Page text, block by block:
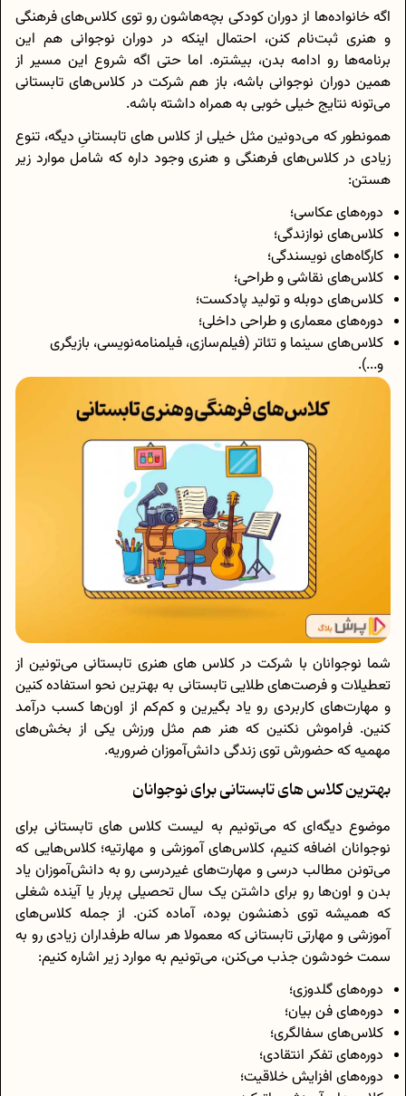
اگه خانواده‌ها از دوران کودکی بچه‌هاشون رو توی کلاس‌های فرهنگی
و هنری ثبت‌نام کنن، احتمال اینکه در دوران نوجوانی هم این
برنامه‌ها رو ادامه بدن، بیشتره. اما حتی اگه شروع این مسیر از
همین دوران نوجوانی باشه، باز هم شرکت در کلاس‌های تابستانی
می‌تونه نتایج خیلی خوبی به همراه داشته باشه.
همونطور که می‌دونین مثل خیلی از کلاس های تابستانیِ دیگه، تنوع
زیادی در کلاس‌های فرهنگی و هنری وجود داره که شامل موارد زیر
هستن:
دوره‌های عکاسی؛
کلاس‌های نوازندگی؛
کارگاه‌های نویسندگی؛
کلاس‌های نقاشی و طراحی؛
کلاس‌های دوبله و تولید پادکست؛
دوره‌های معماری و طراحی داخلی؛
کلاس‌های سینما و تئاتر (فیلم‌سازی، فیلمنامه‌نویسی، بازیگری
و...).
شما نوجوانان با شرکت در کلاس های هنری تابستانی می‌تونین از
تعطیلات و فرصت‌های طلایی تابستانی به بهترین نحو استفاده کنین
و مهارت‌های کاربردی رو یاد بگیرین و کم‌کم از اون‌ها کسب درآمد
کنین. فراموش نکنین که هنر هم مثل ورزش یکی از بخش‌های
مهمیه که حضورش توی زندگی دانش‌آموزان ضروریه.
بهترین کلاس های تابستانی برای نوجوانان
موضوع دیگه‌ای که می‌تونیم به لیست کلاس های تابستانی برای
نوجوانان اضافه کنیم، کلاس‌های آموزشی و مهارتیه؛ کلاس‌هایی که
می‌تونن مطالب درسی و مهارت‌های غیردرسی رو به دانش‌آموزان یاد
بدن و اون‌ها رو برای داشتن یک سال تحصیلی پربار یا آینده شغلی
که همیشه توی ذهنشون بوده، آماده کنن. از جمله کلاس‌های
آموزشی و مهارتی تابستانی که معمولا هر ساله طرفداران زیادی رو به
سمت خودشون جذب می‌کنن، می‌تونیم به موارد زیر اشاره کنیم:
دوره‌های گلدوزی؛
دوره‌های فن بیان؛
کلاس‌های سفالگری؛
دوره‌های تفکر انتقادی؛
دوره‌های افزایش خلاقیت؛